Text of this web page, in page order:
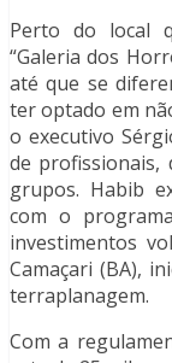
Perto do local
“Galeria dos
até que se
ter optado em
o executivo
de profissionais,
grupos. Habib
com o
investimentos
Camaçari (BA),
terraplanagem.
Com a